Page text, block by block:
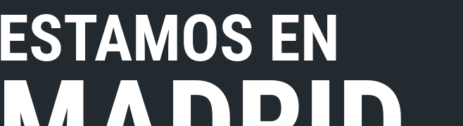
ESTAMOS EN